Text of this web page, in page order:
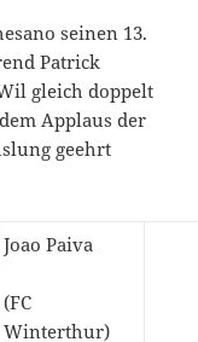
seinen 13.
Patrick
gleich doppelt
Applaus der
geehrt
Joao Paiva
(FC
Winterthur)